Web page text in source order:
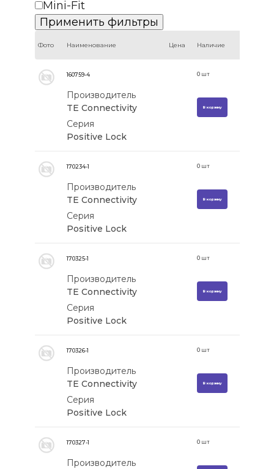
Фото Наименование Цена Наличие
160759-4
Производитель
TE Connectivity
Серия
Positive Lock
0шт
В корзину
170234-1
Производитель
TE Connectivity
Серия
Positive Lock
0шт
В корзину
170325-1
Производитель
TE Connectivity
Серия
Positive Lock
0шт
В корзину
170326-1
Производитель
TE Connectivity
Серия
Positive Lock
0шт
В корзину
170327-1
Производитель
0шт
Mini-Fit